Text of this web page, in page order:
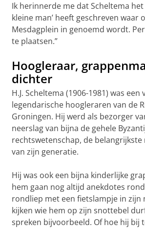
Ik herinnerde me dat Scheltema het
kleine man’ heeft geschreven waar
Mesdagplein in genoemd wordt.
te plaatsen.”
Hoogleraar,
dichter
H.J. Scheltema (1906-1981) was een
legendarische hoogleraren van de
Groningen. Hij werd als bezorger
neerslag van bijna de gehele
rechtswetenschap, de
van zijn generatie.
Hij was ook een bijna kinderlijke
hem gaan nog altijd anekdotes
rondliep met een fietslampje in zijn
kijken wie hem op zijn snottebel
spreken bijvoorbeeld. Of hoe hij bij